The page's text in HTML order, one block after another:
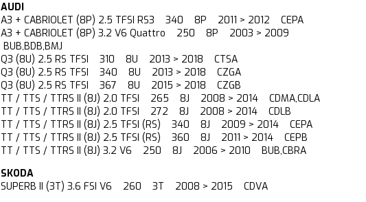
AUDI
A3 + CABRIOLET (8P) 2.5 TFSI RS3 340 8P 2011 > 2012 CEPA
A3 + CABRIOLET (8P) 3.2 V6 Quattro 250 8P 2003 > 2009
BUB,BDB,BMJ
Q3 (8U) 2.5 RS TFSI 310 8U 2013 > 2018 CTSA
Q3 (8U) 2.5 RS TFSI 340 8U 2013 > 2018 CZGA
Q3 (8U) 2.5 RS TFSI 367 8U 2015 > 2018 CZGB
TT / TTS / TTRS II (8J) 2.0 TFSI 265 8J 2008 > 2014 CDMA,CDLA
TT / TTS / TTRS II (8J) 2.0 TFSI 272 8J 2008 > 2014 CDLB
TT / TTS / TTRS II (8J) 2.5 TFSI (RS) 340 8J 2009 > 2014 CEPA
TT / TTS / TTRS II (8J) 2.5 TFSI (RS) 360 8J 2011 > 2014 CEPB
TT / TTS / TTRS II (8J) 3.2 V6 250 8J 2006 > 2010 BUB,CBRA
SKODA
SUPERB II (3T) 3.6 FSI V6 260 3T 2008 > 2015 CDVA